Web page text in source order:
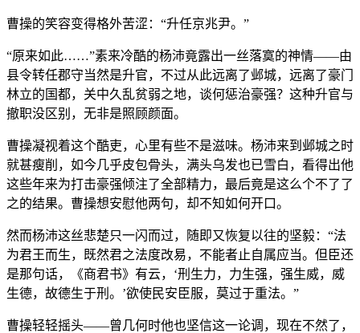
曹操的笑容变得格外苦涩：“升任京兆尹。”
“原来如此……”素来冷酷的杨沛竟露出一丝落寞的神情——由
县令转任郡守当然是升官，不过从此远离了邺城，远离了豪门
林立的国都，关中久乱贫弱之地，谈何惩治豪强？这种升官与
撤职没区别，无非是照顾颜面。
曹操凝视着这个酷吏，心里有些不是滋味。杨沛来到邺城之时
就甚瘦削，如今几乎皮包骨头，满头乌发也已雪白，看得出他
这些年来为打击豪强倾注了全部精力，最后竟是这么个不了了
之的结果。曹操想安慰他两句，却不知如何开口。
然而杨沛这丝悲楚只一闪而过，随即又恢复以往的坚毅：“法
为君王而生，既然君之法度改易，不能者止自属应当。但臣还
是那句话，《商君书》有云，‘刑生力，力生强，强生威，威
生德，故德生于刑。’欲使民安臣服，莫过于重法。”
曹操轻轻摇头——曾几何时他也坚信这一论调，现在不然了，